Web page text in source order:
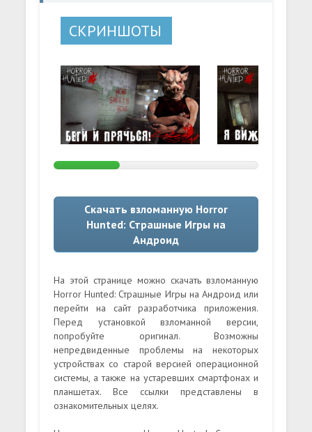
СКРИНШОТЫ
Скачать взломанную Horror
Hunted: Страшные Игры на
Андроид
На этой странице можно скачать взломанную
Horror Hunted: Страшные Игры на Андроид или
перейти на сайт разработчика приложения.
Перед установкой взломанной версии,
попробуйте оригинал. Возможны
непредвиденные проблемы на некоторых
устройствах со старой версией операционной
системы, а также на устаревших смартфонах и
планшетах. Все ссылки представлены в
ознакомительных целях.